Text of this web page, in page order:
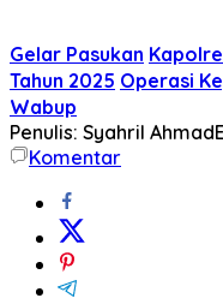
Gelar Pasukan
Tahun 2025 Operasi
Wabup
Penulis: Syahril Ahmad
Komentar